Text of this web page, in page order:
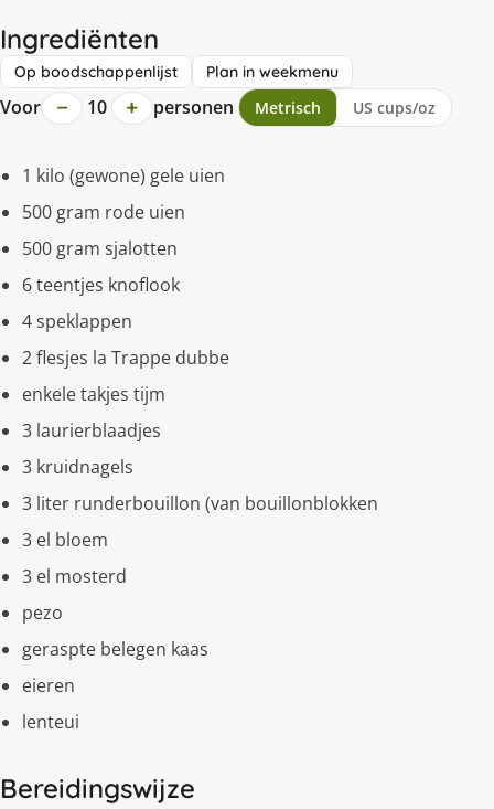
Ingrediënten
Op boodschappenlijst Plan in weekmenu
Voor − 10 + personen Metrisch US cups/oz
1 kilo (gewone) gele uien
500 gram rode uien
500 gram sjalotten
6 teentjes knoflook
4 speklappen
2 flesjes la Trappe dubbe
enkele takjes tĳm
3 laurierblaadjes
3 kruidnagels
3 liter runderbouillon (van bouillonblokken
3 el bloem
3 el mosterd
pezo
geraspte belegen kaas
eieren
lenteui
Bereidingswijze